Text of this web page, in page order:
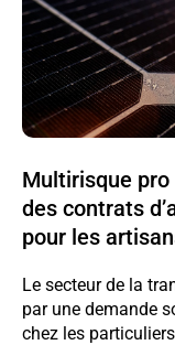
Multirisque
des contrats
pour les
Le secteur de la
par une demande
chez les